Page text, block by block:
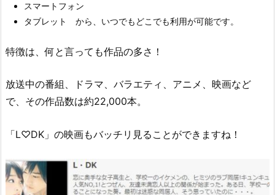
スマートフォン
タブレット から、いつでもどこでも利用が可能です。
特徴は、何と言っても作品の多さ！
放送中の番組、ドラマ、バラエティ、アニメ、映画など
で、その作品数は約22,000本。
「L♡DK」の映画もバッチリ見ることができますね！